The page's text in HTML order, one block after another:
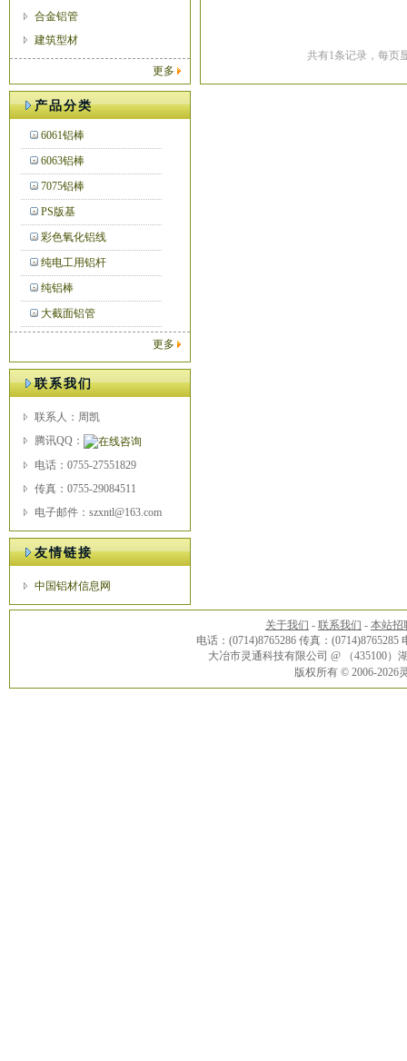
合金铝管
建筑型材
更多
产品分类
6061铝棒
6063铝棒
7075铝棒
PS版基
彩色氧化铝线
纯电工用铝杆
纯铝棒
大截面铝管
更多
联系我们
联系人：周凯
腾讯QQ：
电话：0755-27551829
传真：0755-29084511
电子邮件：szxntl@163.com
友情链接
中国铝材信息网
共有1条记录，每页
关于我们 - 联系我们 - 本站招
电话：(0714)8765286 传真：(0714)8765285
大冶市灵通科技有限公司 @ （435100
版权所有 © 2006-2026